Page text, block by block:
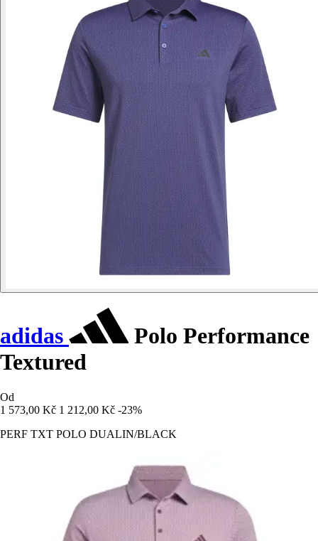
adidas
Polo Performance
Textured
Od
1 573,00 Kč 1 212,00 Kč -23%
PERF TXT POLO DUALIN/BLACK